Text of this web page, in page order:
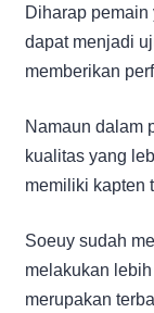
Diharap
dapat menjadi
memberikan
Namaun dalam
kualitas yang
memiliki kapten
Soeuy sudah
melakukan
merupakan